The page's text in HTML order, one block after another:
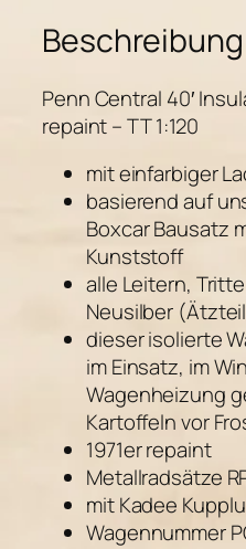
Beschreibung
Penn Central 40′
repaint – TT 1:120
mit einfarbiger
basierend auf
Boxcar Bausatz
Kunststoff
alle Leitern,
Neusilber
dieser isolierte
im Einsatz, im
Wagenheizung
Kartoffeln vor
1971er repaint
Metallradsätze
mit Kadee
Wagennummer